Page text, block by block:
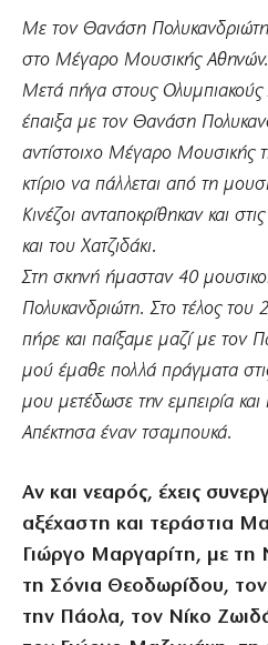
Με τον Θανάση
στο Μέγαρο Μουσικής
Μετά πήγα στους Ολυμπιακούς
έπαιξα με τον Θανάση
αντίστοιχο Μέγαρο Μουσικής
κτίριο να πάλλεται από τη
Κινέζοι ανταποκρίθηκαν και
και του Χατζιδάκι.
Στη σκηνή ήμασταν 40
Πολυκανδριώτη. Στο τέλος
πήρε και παίξαμε μαζί με τον
μού έμαθε πολλά πράγματα
μου μετέδωσε την εμπειρία
Απέκτησα έναν τσαμπουκά.
Αν και νεαρός, έχεις
αξέχαστη και τεράστια
Γιώργο Μαργαρίτη, με
τη Σόνια Θεοδωρίδου,
την Πάολα, τον Νίκο